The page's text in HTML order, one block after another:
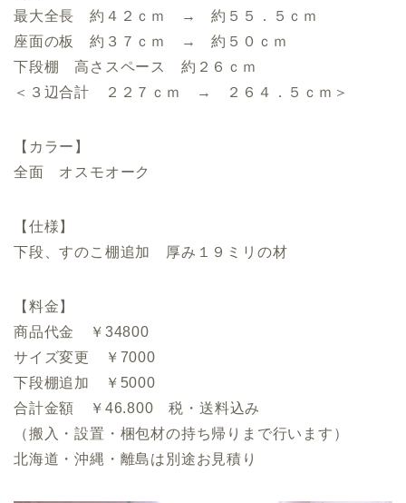
最大全長 約４２ｃｍ → 約５５．５ｃｍ
座面の板 約３７ｃｍ → 約５０ｃｍ
下段棚 高さスペース 約２６ｃｍ
＜３辺合計 ２２７ｃｍ → ２６４．５ｃｍ＞
【カラー】
全面 オスモオーク
【仕様】
下段、すのこ棚追加 厚み１９ミリの材
【料金】
商品代金 ￥34800
サイズ変更 ￥7000
下段棚追加 ￥5000
合計金額 ￥46.800 税・送料込み
（搬入・設置・梱包材の持ち帰りまで行います）
北海道・沖縄・離島は別途お見積り